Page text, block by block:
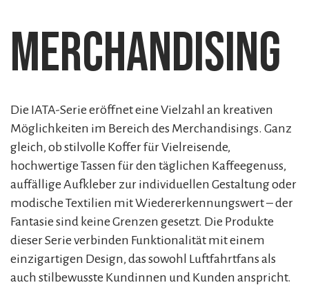
Merchandising
Die IATA-Serie eröffnet eine Vielzahl an kreativen
Möglichkeiten im Bereich des Merchandisings. Ganz
gleich, ob stilvolle Koffer für Vielreisende,
hochwertige Tassen für den täglichen Kaffeegenuss,
auffällige Aufkleber zur individuellen Gestaltung oder
modische Textilien mit Wiedererkennungswert – der
Fantasie sind keine Grenzen gesetzt. Die Produkte
dieser Serie verbinden Funktionalität mit einem
einzigartigen Design, das sowohl Luftfahrtfans als
auch stilbewusste Kundinnen und Kunden anspricht.